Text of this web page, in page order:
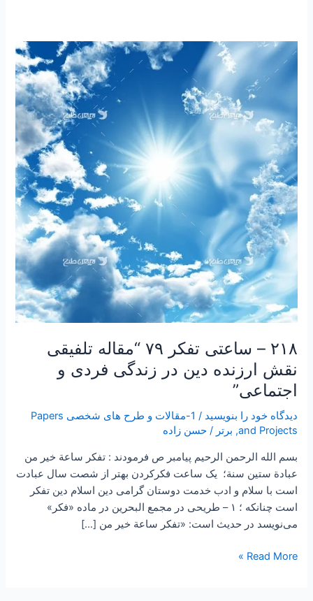
۲۱۸ – ساعتی تفکر ۷۹ “مقاله تلفیقی
نقش ارزنده دین در زندگی فردی و
اجتماعی”
دیدگاه‌ خود را بنویسید /
1-مقالات و طرح های شخصی Papers
and Projects
, برتر /حسن زاده
بسم الله الرحمن الرحیم پیامبر ص فرمودند : تفكر ساعة خير من
عبادة ستين سنة؛ یک ساعت فکرکردن بهتر از شصت سال عبادت
است با سلام و ادب خدمت دوستان گرامی دین اسلام دین تفکر
است چنانکه ؛ ۱ – طريحى در مجمع البحرين در ماده «فكر»
مى‌نويسد در حديث است: «تفكر ساعة خير من […]
۲۱۸
ساعتی
۷۹
“مقاله
تلفیقی
نقش
ارزنده
دین
در
زندگی
فردی
اجتماعی”
Read More »